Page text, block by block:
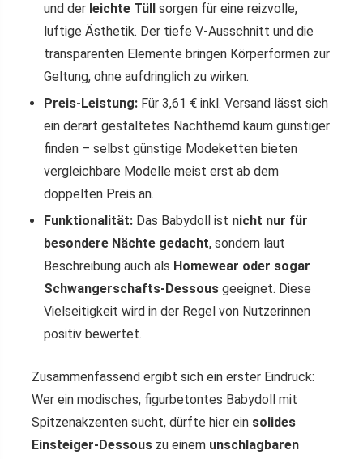
und der leichte Tüll
sorgen für eine reizvolle,
luftige Ästhetik. Der tiefe V-Ausschnitt und die
transparenten Elemente bringen Körperformen zur
Geltung, ohne aufdringlich zu wirken.
Preis-Leistung: Für 3,61 € inkl. Versand lässt sich
ein derart gestaltetes Nachthemd kaum günstiger
finden – selbst günstige Modeketten bieten
vergleichbare Modelle meist erst ab dem
doppelten Preis an.
Funktionalität: Das Babydoll ist nicht nur für
besondere Nächte gedacht, sondern laut
Beschreibung auch als Homewear oder sogar
Schwangerschafts-Dessous geeignet. Diese
Vielseitigkeit wird in der Regel von Nutzerinnen
positiv bewertet.
Zusammenfassend ergibt sich ein erster Eindruck:
Wer ein modisches, figurbetontes Babydoll mit
Spitzenakzenten sucht, dürfte hier ein solides
Einsteiger-Dessous zu einem unschlagbaren